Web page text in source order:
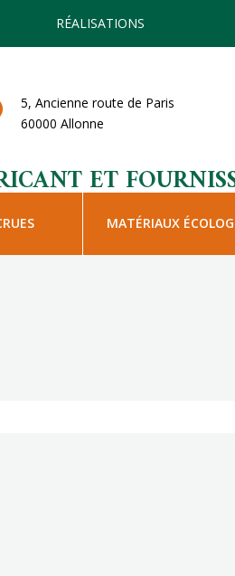
RÉALISATIONS
5, Ancienne route de Paris
60000 Allonne
ET
MATÉRIAUX